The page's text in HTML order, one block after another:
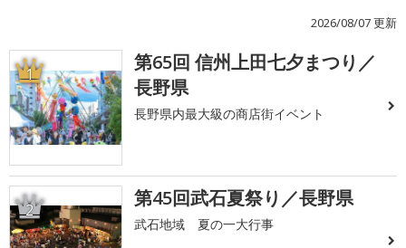
2026/08/07 更新
1
第65回 信州上田七夕まつり／
長野県
長野県内最大級の商店街イベント
2 第45回武石夏祭り／長野県
武石地域 夏の一大行事